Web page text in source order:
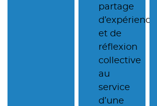
partage
d’expériences
et de
réflexion
collective
au
service
d’une